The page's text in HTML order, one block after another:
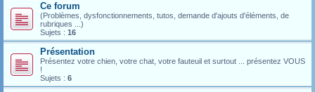
Ce forum
(Problèmes, dysfonctionnements, tutos, demande d'ajouts d'éléments, de
rubriques ...)
Sujets : 16
Présentation
Présentez votre chien, votre chat, votre fauteuil et surtout ... présentez VOUS
!
Sujets : 6